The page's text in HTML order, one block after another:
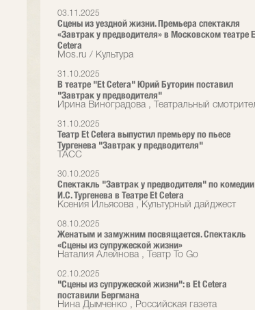
03.11.2025
Сцены из уездной жизни. Премьера спектакля
«Завтрак у предводителя» в Московском театре
Cetera
Mos.ru / Культура
31.10.2025
В театре "Et Cetera" Юрий Буторин поставил
"Завтрак у предводителя"
Ирина Виноградова , Театральный
31.10.2025
Театр Et Cetera выпустил премьеру по пьесе
Тургенева "Завтрак у предводителя"
ТАСС
30.10.2025
Спектакль "Завтрак у предводителя" по комедии
И.С. Тургенева в Театре Et Cetera
Ксения Ильясова , Культурный дайджест
08.10.2025
Женатым и замужним посвящается. Спектакль
«Сцены из супружеской жизни»
Наталия Алейнова , Театр To Go
02.10.2025
"Сцены из супружеской жизни": в Et Cetera
поставили Бергмана
Нина Дымченко , Российская газета